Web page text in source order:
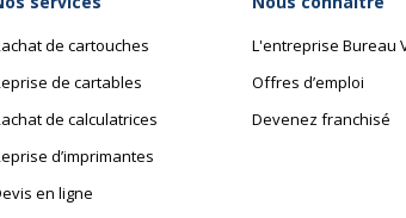
de cartouches
de cartables
de calculatrices
d’imprimantes
en ligne
L'entreprise Bureau
Offres d’emploi
Devenez franchisé